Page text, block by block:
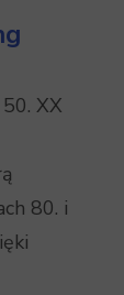
XX
80. i